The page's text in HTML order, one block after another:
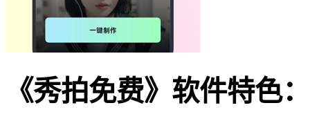
《秀拍免费》软件特色：